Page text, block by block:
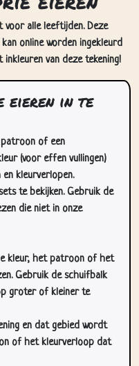
alle leeftijden. Deze
online worden ingekleurd
van deze tekening!
eieren in te
patroon of een
(voor effen vullingen)
kleurverlopen.
te bekijken. Gebruik de
die niet in onze
kleur, het patroon of het
Gebruik de schuifbalk
groter of kleiner te
en dat gebied wordt
of het kleurverloop dat